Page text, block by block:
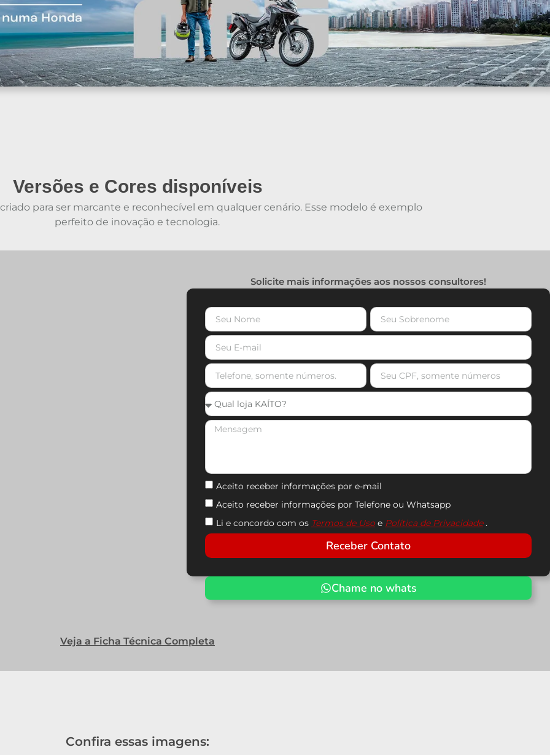
Versões e Cores disponíveis
para ser marcante e reconhecível em qualquer cenário. Esse modelo é exemplo
perfeito de inovação e tecnologia.
Solicite mais informações aos nossos consultores!
Aceito receber informações por e-mail
Aceito receber informações por Telefone ou Whatsapp
Li e concordo com os Termos de Usoe Política de Privacidade.
Receber Contato
Chame no whats
Veja a Ficha Técnica Completa
Confira essas imagens: